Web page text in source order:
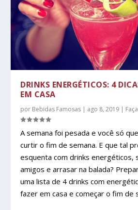
DRINKS ENERGÉTICOS: 4
EM CASA
por Bebidas Famosas | ago 8, 2019 |
A semana foi pesada e você só
curtir o fim de semana. E que tal
esquenta com drinks energéticos,
amigos e arrasar na balada?
uma lista de 4 drinks com
fazer em casa e começar o fim de